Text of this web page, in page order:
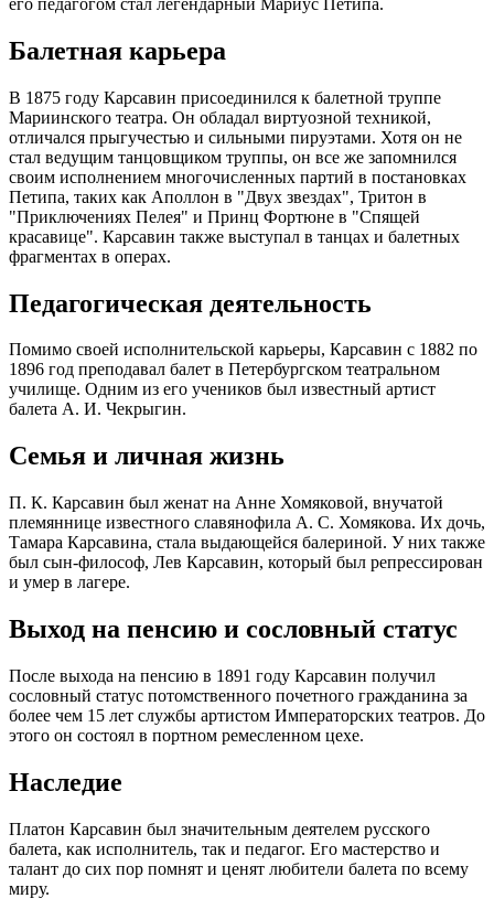
Балетная карьера
В 1875 году Карсавин присоединился к балетной труппе
Мариинского театра. Он обладал виртуозной техникой,
отличался прыгучестью и сильными пируэтами. Хотя он не
стал ведущим танцовщиком труппы, он все же запомнился
своим исполнением многочисленных партий в постановках
Петипа, таких как Аполлон в "Двух звездах", Тритон в
"Приключениях Пелея" и Принц Фортюне в "Спящей
красавице". Карсавин также выступал в танцах и балетных
фрагментах в операх.
Педагогическая деятельность
Помимо своей исполнительской карьеры, Карсавин с 1882 по
1896 год преподавал балет в Петербургском театральном
училище. Одним из его учеников был известный артист
балета А. И. Чекрыгин.
Семья и личная жизнь
П. К. Карсавин был женат на Анне Хомяковой, внучатой
племяннице известного славянофила А. С. Хомякова. Их дочь,
Тамара Карсавина, стала выдающейся балериной. У них также
был сын-философ, Лев Карсавин, который был репрессирован
и умер в лагере.
Выход на пенсию и сословный статус
После выхода на пенсию в 1891 году Карсавин получил
сословный статус потомственного почетного гражданина за
более чем 15 лет службы артистом Императорских театров. До
этого он состоял в портном ремесленном цехе.
Наследие
Платон Карсавин был значительным деятелем русского
балета, как исполнитель, так и педагог. Его мастерство и
талант до сих пор помнят и ценят любители балета по всему
миру.